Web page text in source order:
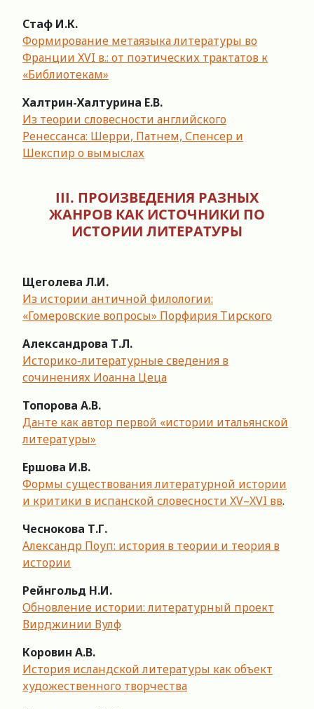
Стаф И.К.
Формирование метаязыка литературы во
Франции XVI в.: от поэтических трактатов к
«Библиотекам»
Халтрин-Халтурина Е.В.
Из теории словесности английского
Ренессанса: Шерри, Патнем, Спенсер и
Шекспир о вымыслах
III. ПРОИЗВЕДЕНИЯ РАЗНЫХ
ЖАНРОВ КАК ИСТОЧНИКИ ПО
ИСТОРИИ ЛИТЕРАТУРЫ
Щеголева Л.И.
Из истории античной филологии:
«Гомеровские вопросы» Порфирия Тирского
Александрова Т.Л.
Историко-литературные сведения в
сочинениях Иоанна Цеца
Топорова А.В.
Данте как автор первой «истории итальянской
литературы»
Ершова И.В.
Формы существования литературной истории
и критики в испанской словесности XV–XVI вв.
Чеснокова Т.Г.
Александр Поуп: история в теории и теория в
истории
Рейнгольд Н.И.
Обновление истории: литературный проект
Вирджинии Вулф
Коровин А.В.
История исландской литературы как объект
художественного творчества